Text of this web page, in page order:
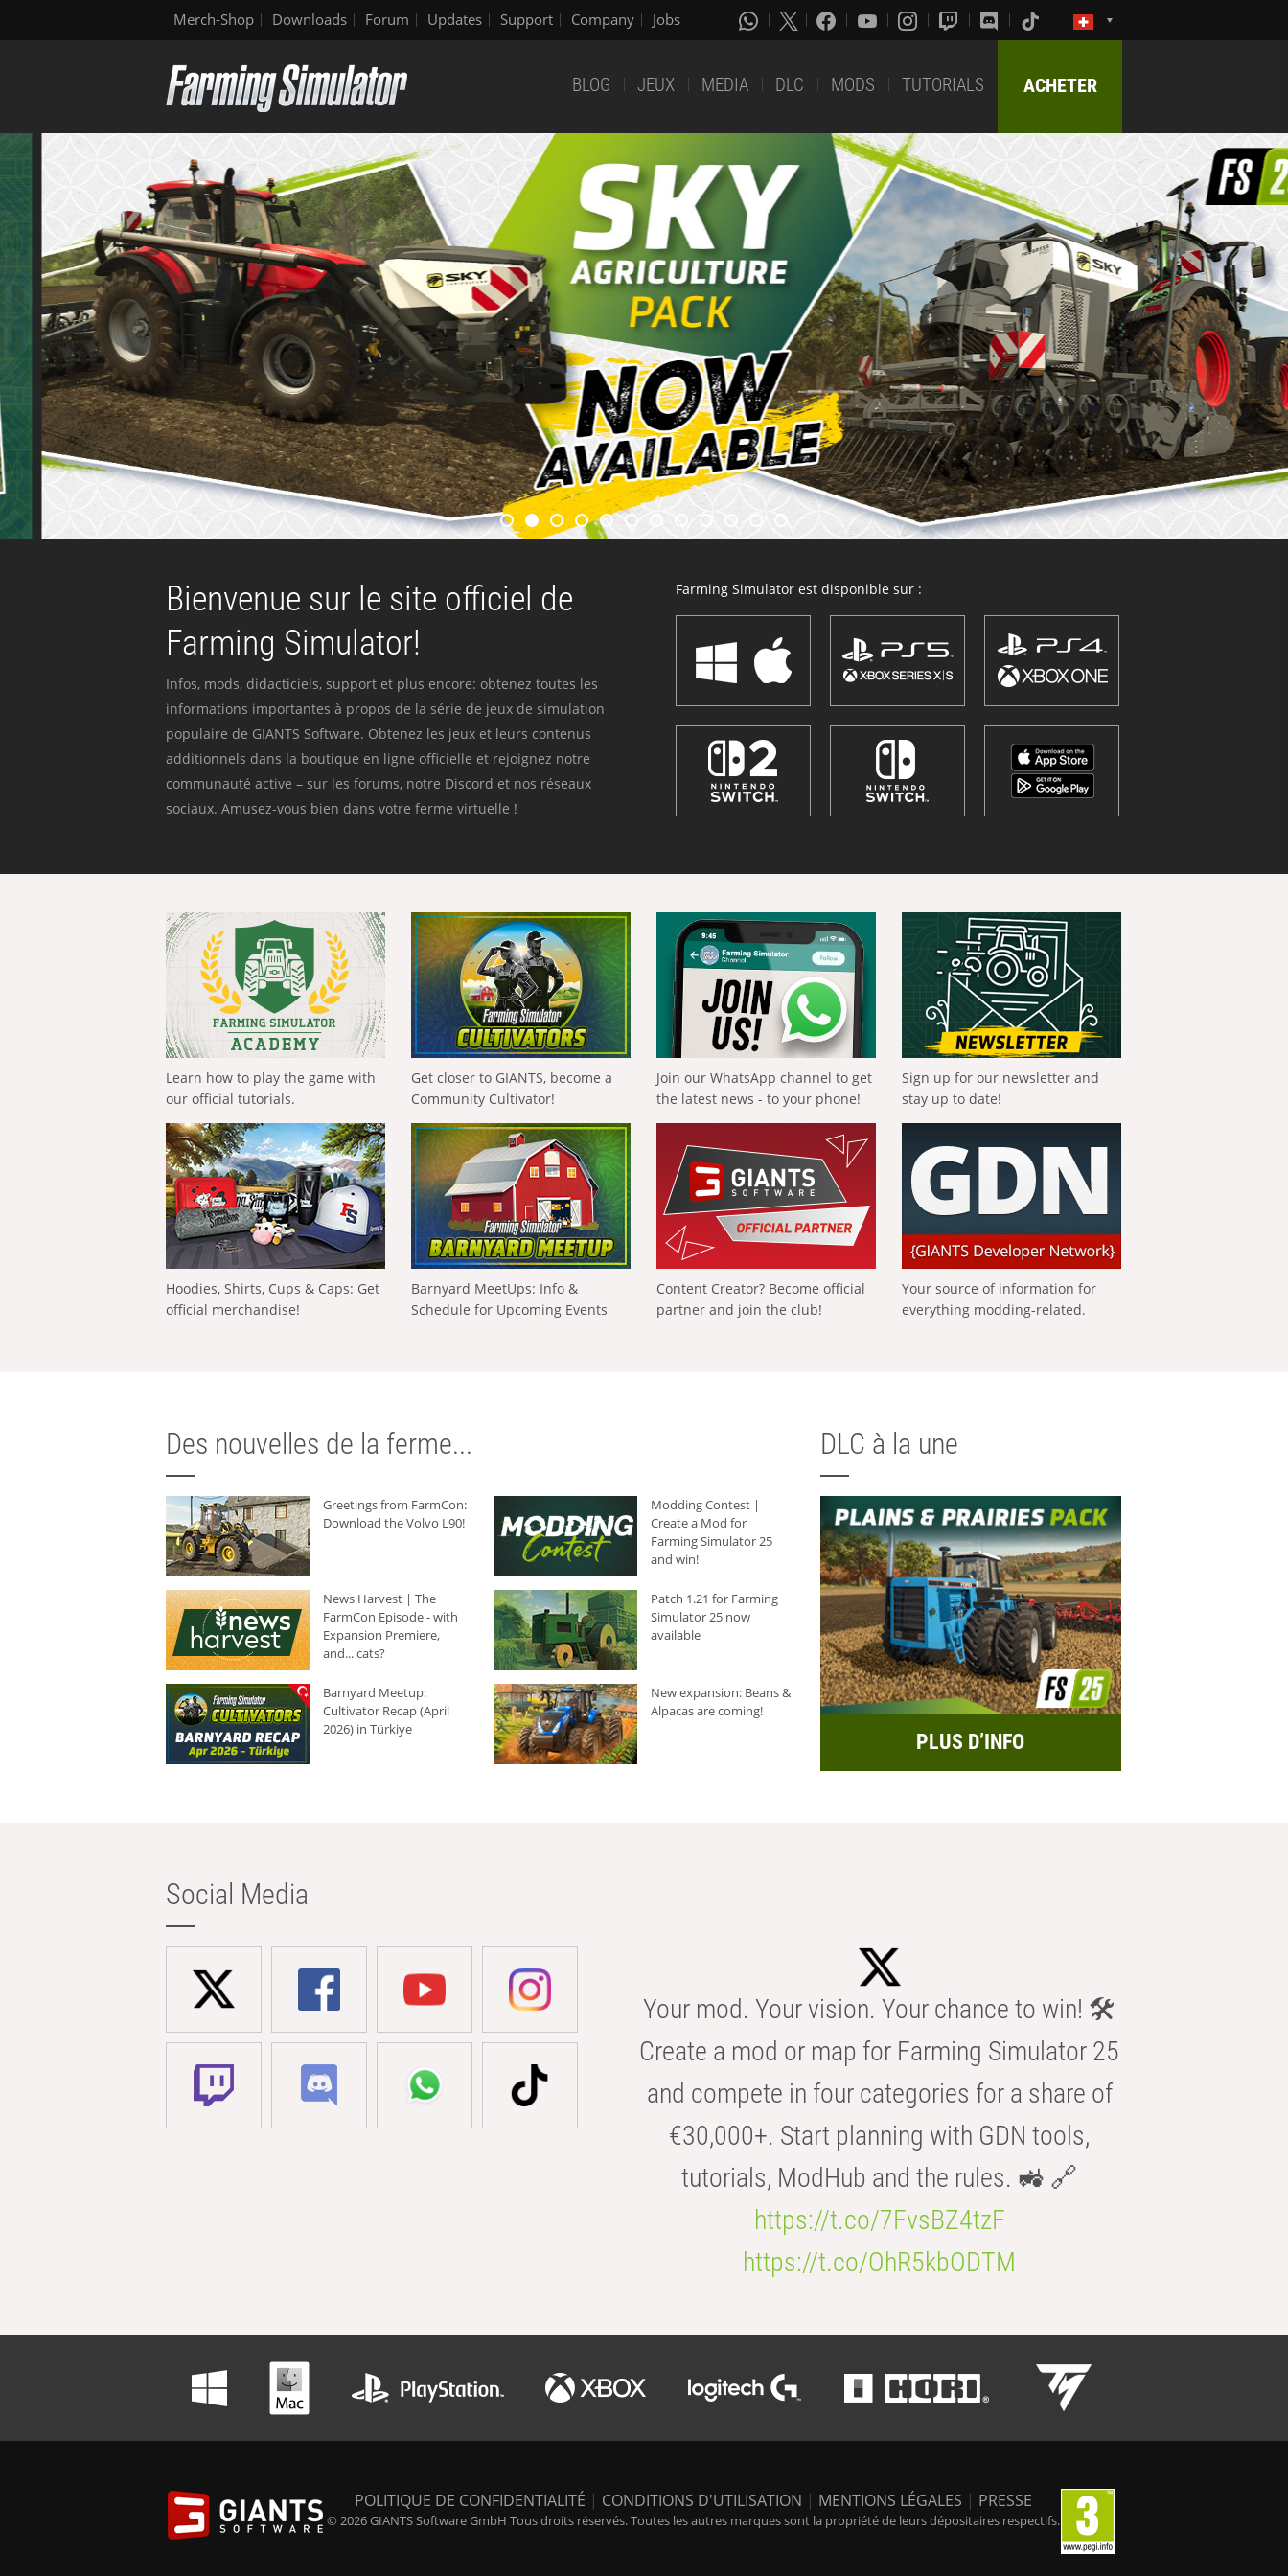
Merch-Shop Downloads Forum Updates Support Company Jobs
BLOG JEUX MEDIA DLC MODS TUTORIALS ACHETER
Bienvenue sur le site officiel de
Farming Simulator!
Infos, mods, didacticiels, support et plus encore: obtenez toutes les
informations importantes à propos de la série de jeux de simulation
populaire de GIANTS Software. Obtenez les jeux et leurs contenus
additionnels dans la boutique en ligne officielle et rejoignez notre
communauté active – sur les forums, notre Discord et nos réseaux
sociaux. Amusez-vous bien dans votre ferme virtuelle !
Farming Simulator est disponible sur :
Learn how to play the game with
our official tutorials.
Get closer to GIANTS, become a
Community Cultivator!
Join our WhatsApp channel to get
the latest news - to your phone!
Sign up for our newsletter and
stay up to date!
Hoodies, Shirts, Cups & Caps: Get
official merchandise!
Barnyard MeetUps: Info &
Schedule for Upcoming Events
Content Creator? Become official
partner and join the club!
Your source of information for
everything modding-related.
Des nouvelles de la ferme...
Greetings from FarmCon:
Download the Volvo L90!
Modding Contest |
Create a Mod for
Farming Simulator 25
and win!
News Harvest | The
FarmCon Episode - with
Expansion Premiere,
and... cats?
Patch 1.21 for Farming
Simulator 25 now
available
Barnyard Meetup:
Cultivator Recap (April
2026) in Türkiye
New expansion: Beans &
Alpacas are coming!
DLC à la une
PLUS D’INFO
Social Media
Your mod. Your vision. Your chance to win! 🛠️
Create a mod or map for Farming Simulator 25
and compete in four categories for a share of
€30,000+. Start planning with GDN tools,
tutorials, ModHub and the rules. 🚜 🔗
https://t.co/7FvsBZ4tzF
https://t.co/OhR5kbODTM
POLITIQUE DE CONFIDENTIALITÉ | CONDITIONS D'UTILISATION | MENTIONS LÉGALES | PRESSE
© 2026 GIANTS Software GmbH Tous droits réservés. Toutes les autres marques sont la propriété de leurs dépositaires respectifs.